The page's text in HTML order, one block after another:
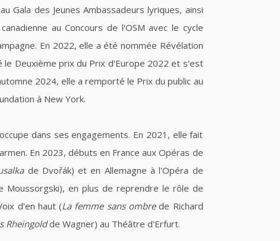
Gala des Jeunes Ambassadeurs lyriques, ainsi
au Concours de l'OSM avec le cycle
En 2022, elle a été nommée Révélation
le Deuxième prix du Prix d'Europe 2022 et s'est
2024, elle a remporté le Prix du public au
à New York.
dans ses engagements. En 2021, elle fait
En 2023, débuts en France aux Opéras de
de Dvořák) et en Allemagne à l'Opéra de
Moussorgski), en plus de reprendre le rôle de
d'en haut (La femme sans ombrede Richard
Rheingoldde Wagner) au Théâtre d'Erfurt.